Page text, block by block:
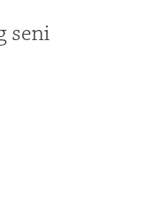
seni